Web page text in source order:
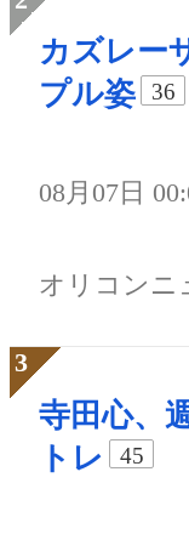
カズレー
プル姿
36
08月07日
オリコンニ
寺田心、
トレ
45